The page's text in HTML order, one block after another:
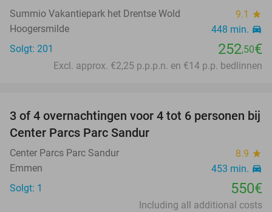
Summio Vakantiepark het Drentse Wold 9.1 star
Hoogersmilde 448 min. directions_car
Solgt: 201 252,50€
Excl. approx. €2,25 p.p.p.n. en €14 p.p. bedlinnen
3 of 4 overnachtingen voor 4 tot 6 personen bij
Center Parcs Parc Sandur
Center Parcs Parc Sandur 8.9 star
Emmen 453 min. directions_car
Solgt: 1 550€
Including all additional costs